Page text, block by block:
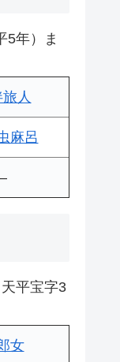
5年）ま
人
麻呂
–
平宝字3
女